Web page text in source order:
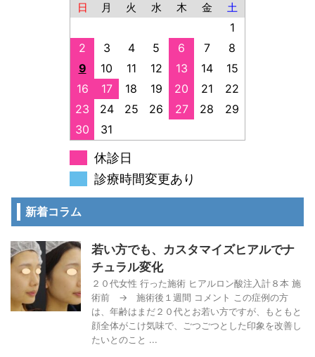
日 月 火 水 木 金 土
1
2
3 4 5 6 7
8
9
10 11 12 13 14
15
16
17 18 19 20 21
22
23
24 25 26 27 28
29
30
31
休診日
診療時間変更あり
新着コラム
若い方でも、カスタマイズヒアルでナ
チュラル変化
２０代女性 行った施術 ヒアルロン酸注入計８本 施
術前 → 施術後１週間 コメント この症例の方
は、年齢はまだ２０代とお若い方ですが、もともと
顔全体がこけ気味で、ごつごつとした印象を改善し
たいとのこと ...